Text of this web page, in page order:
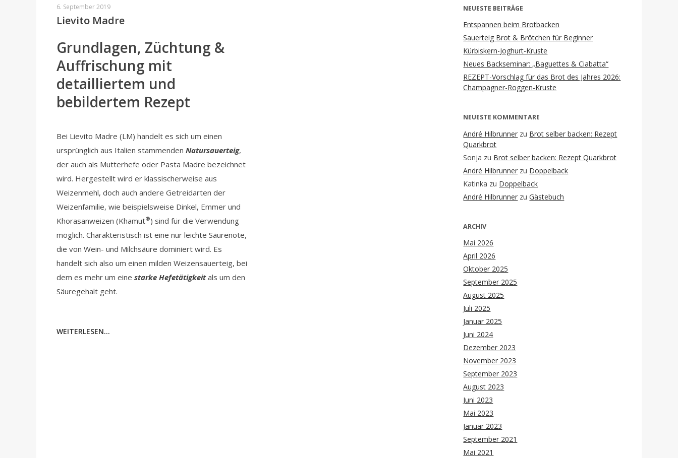
6. September 2019
Lievito Madre
Grundlagen, Züchtung &
Auffrischung mit
detailliertem und
bebildertem Rezept
Bei Lievito Madre (LM) handelt es sich um einen
ursprünglich aus Italien stammenden Natursauerteig,
der auch als Mutterhefe oder Pasta Madre bezeichnet
wird. Hergestellt wird er klassischerweise aus
Weizenmehl, doch auch andere Getreidarten der
Weizenfamilie, wie beispielsweise Dinkel, Emmer und
Khorasanweizen (Khamut®) sind für die Verwendung
möglich. Charakteristisch ist eine nur leichte Säurenote,
die von Wein- und Milchsäure dominiert wird. Es
handelt sich also um einen milden Weizensauerteig, bei
dem es mehr um eine starke Hefetätigkeitals um den
Säuregehalt geht.
WEITERLESEN...
NEUESTE BEITRÄGE
Entspannen beim Brotbacken
Sauerteig Brot & Brötchen für Beginner
Kürbiskern-Joghurt-Kruste
Neues Backseminar: „Baguettes & Ciabatta“
REZEPT-Vorschlag für das Brot des Jahres 2026:
Champagner-Roggen-Kruste
NEUESTE KOMMENTARE
André Hilbrunner zu Brot selber backen: Rezept
Quarkbrot
Sonja zu Brot selber backen: Rezept Quarkbrot
André Hilbrunner zu Doppelback
Katinka zu Doppelback
André Hilbrunner zuGästebuch
ARCHIV
Mai 2026
April 2026
Oktober 2025
September 2025
August 2025
Juli 2025
Januar 2025
Juni 2024
Dezember 2023
November 2023
September 2023
August 2023
Juni 2023
Mai 2023
Januar 2023
September 2021
Mai 2021